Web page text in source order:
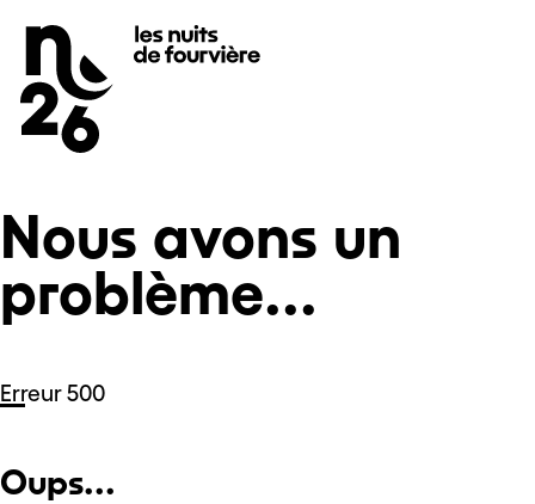
Se rendre au
Contenu principal
Pied de page
Nous avons un
problème...
Erreur 500
Oups...